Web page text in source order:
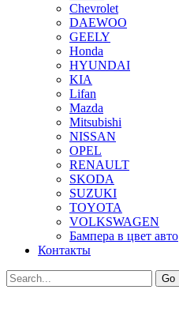
Chevrolet
DAEWOO
GEELY
Honda
HYUNDAI
KIA
Lifan
Mazda
Mitsubishi
NISSAN
OPEL
RENAULT
SKODA
SUZUKI
TOYOTA
VOLKSWAGEN
Бампера в цвет авто
Контакты